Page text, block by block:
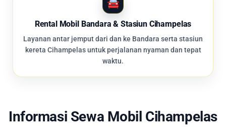
Rental Mobil Bandara & Stasiun Cihampelas
Layanan antar jemput dari dan ke Bandara serta stasiun
kereta Cihampelas untuk perjalanan nyaman dan tepat
waktu.
Informasi Sewa Mobil Cihampelas